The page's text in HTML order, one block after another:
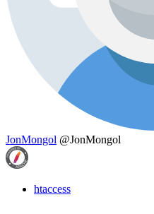
JonMongol @JonMongol
htaccess